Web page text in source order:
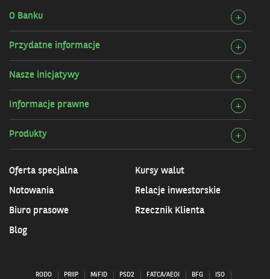
O Banku +
O
Przydatne informacje +
Nasze inicjatywy +
Informacje prawne +
Produkty +
Oferta specjalna Kursy walut
Notowania Relacje inwestorskie
Biuro prasowe Rzecznik Klienta
Blog
RODO PRIIP MiFID PSD2 FATCA/AEOI BFG ISO